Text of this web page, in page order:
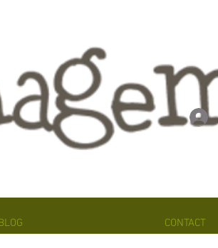
CONTACT